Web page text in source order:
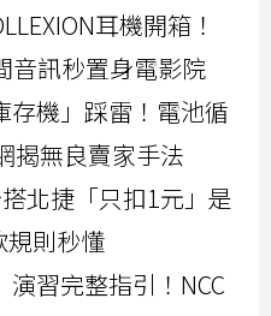
耳機開箱！
音訊秒置身電影院
存機」踩雷！電池循
揭無良賣家手法
北捷「只扣1元」是
規則秒懂
習完整指引！NCC